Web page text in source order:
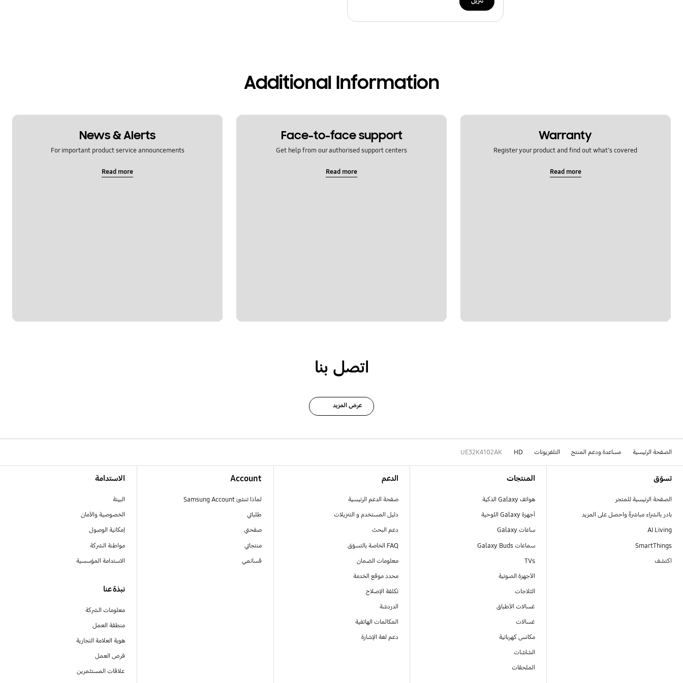
Additional Information
Warranty
Register your product and find out what's covered
Read more
Face-to-face support
Get help from our authorised support centers
Read more
News & Alerts
For important product service announcements
Read more
اتصل بنا
عرض المزيد
الصفحة الرئيسية مساعدة ودعم المنتج التلفزيونات HD
UE32K4102AK
تسوّق
الصفحة الرئيسية للمتجر
بادر بالشراء مباشرةً واحصل على المزيد
AI Living
SmartThings
اكتشف
المنتجات
هواتف Galaxy الذكية
أجهزة Galaxy اللوحية
ساعات Galaxy
سماعات Galaxy Buds
TVs
الأجهزة الصوتية
الثلاجات
غسالات الأطباق
غسالات
مكانس كهربائية
الشاشات
الملحقات
الدعم
صفحة الدعم الرئيسية
دليل المستخدم و التنزيلات
دعم البحث
FAQ الخاصة بالتسوّق
معلومات الضمان
محدد موقع الخدمة
تكلفة الإصلاح
الدردشة
المكالمات الهاتفية
دعم لغة الإشارة
Account
لماذا تنشئ Samsung Account
طلباتي
صفحتي
منتجاتي
قسائمي
الاستدامة
البيئة
الخصوصية والأمان
إمكانية الوصول
مواطنة الشركة
الاستدامة المؤسسية
نبذة عنا
معلومات الشركة
منطقة العمل
هوية العلامة التجارية
فرص العمل
علاقات المستثمرين